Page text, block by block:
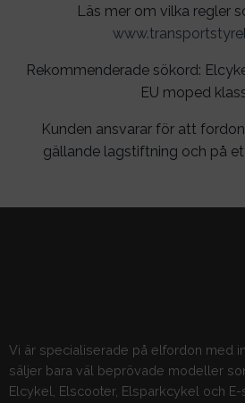
Läs mer om vilka regler
Rekommenderade sökord:
EU moped
Kunden ansvarar för att
gällande lagstiftning och på
Vi är specialiserade på elfordon med
säljer bara väl beprövade modeller
Elcykel, Elscooter, Elsparkcykel och